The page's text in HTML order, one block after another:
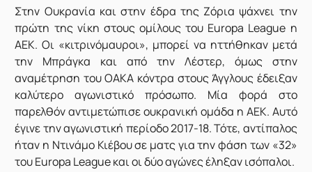
Στην Ουκρανία και στην έδρα της Ζόρια ψάχνει την
πρώτη της νίκη στους ομίλους του Europa League η
ΑΕΚ. Οι «κιτρινόμαυροι», μπορεί να ηττήθηκαν μετά
την Μπράγκα και από την Λέστερ, όμως στην
αναμέτρηση του ΟΑΚΑ κόντρα στους Άγγλους έδειξαν
καλύτερο αγωνιστικό πρόσωπο. Μία φορά στο
παρελθόν αντιμετώπισε ουκρανική ομάδα η ΑΕΚ. Αυτό
έγινε την αγωνιστική περίοδο 2017-18. Τότε, αντίπαλος
ήταν η Ντινάμο Κιέβου σε ματς για την φάση των «32»
του Europa League και οι δύο αγώνες έληξαν ισόπαλοι.